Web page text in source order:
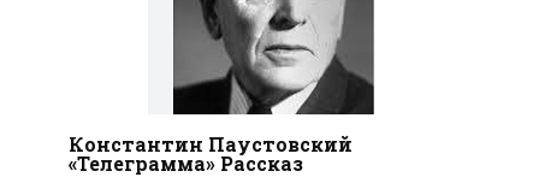
Константин Паустовский
«Телеграмма» Рассказ